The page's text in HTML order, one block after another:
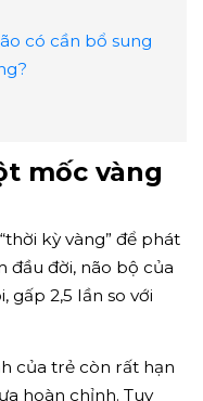
có cần bổ sung
mốc vàng
kỳ vàng” để phát
đầu đời, não bộ của
gấp 2,5 lần so với
của trẻ còn rất hạn
hoàn chỉnh. Tuy